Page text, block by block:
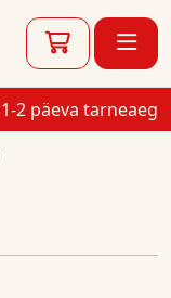
1-2 päeva tarneaeg